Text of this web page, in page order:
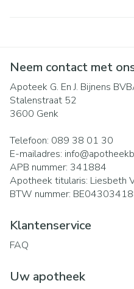
Neem contact met
Apoteek G. En J. Bijnens
Stalenstraat 52
3600 Genk
Telefoon: 089 38 01 30
E-mailadres: info@
APB nummer: 341884
Apotheek titularis: Liesbeth
BTW nummer:
Klantenservice
FAQ
Uw apotheek